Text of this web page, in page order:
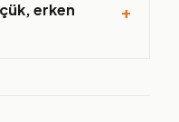
erken
+